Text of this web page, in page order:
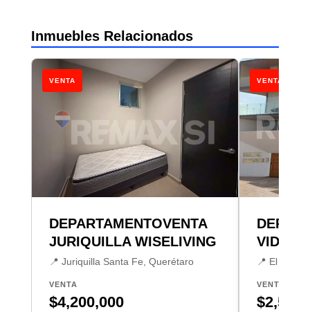
Inmuebles Relacionados
VENTA
DEPARTAMENTOVENTA
JURIQUILLA WISELIVING
📍 Juriquilla Santa Fe, Querétaro
VENTA
$4,200,000
VENTA
📍 El
VENTA